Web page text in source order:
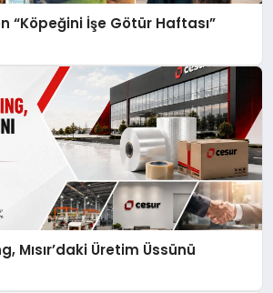
“Köpeğini İşe Götür Haftası”
Mısır’daki Üretim Üssünü